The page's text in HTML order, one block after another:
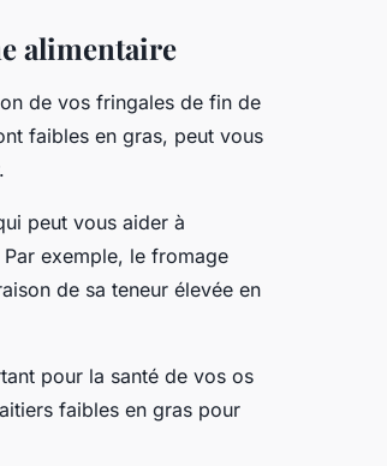
alimentaire
de vos fringales de fin de
faibles en gras, peut vous
peut vous aider à
Par exemple, le fromage
de sa teneur élevée en
pour la santé de vos os
faibles en gras pour